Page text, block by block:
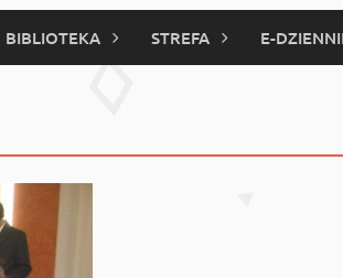
BIBLIOTEKA STREFA E-